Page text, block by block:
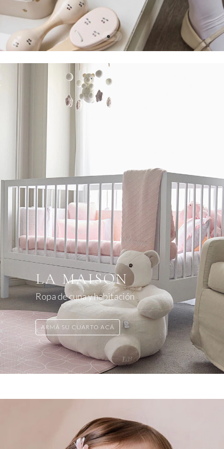
LA MAISON
Ropa de cuna y habitación
ARMÁ SU CUARTO ACÁ